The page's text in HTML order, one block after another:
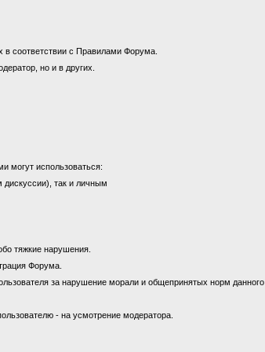
в соответствии с Правилами Форума.
но и в других.
могут использоваться:
так и личным
тяжкие нарушения.
Форума.
за нарушение морали и общепринятых норм
- на усмотрение модератора.